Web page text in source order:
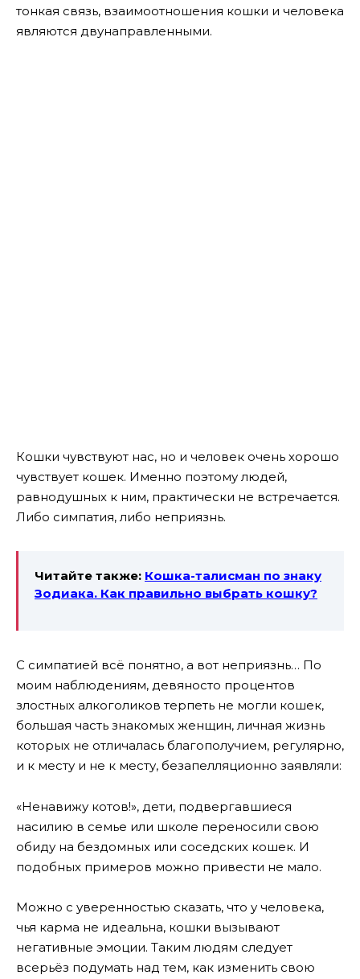
тонкая связь, взаимоотношения кошки и человека
являются двунаправленными.
Кошки чувствуют нас, но и человек очень хорошо
чувствует кошек. Именно поэтому людей,
равнодушных к ним, практически не встречается.
Либо симпатия, либо неприязнь.
Читайте также: Кошка-талисман по знаку
Зодиака. Как правильно выбрать кошку?
С симпатией всё понятно, а вот неприязнь… По
моим наблюдениям, девяносто процентов
злостных алкоголиков терпеть не могли кошек,
большая часть знакомых женщин, личная жизнь
которых не отличалась благополучием, регулярно,
и к месту и не к месту, безапелляционно заявляли:
«Ненавижу котов!», дети, подвергавшиеся
насилию в семье или школе переносили свою
обиду на бездомных или соседских кошек. И
подобных примеров можно привести не мало.
Можно с уверенностью сказать, что у человека,
чья карма не идеальна, кошки вызывают
негативные эмоции. Таким людям следует
всерьёз подумать над тем, как изменить свою